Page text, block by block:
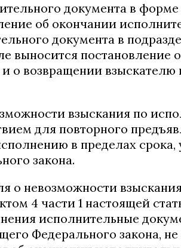
документа в
об окончании
документа в
выносится постановление
о возвращении взыскателю
взыскания по
для повторного
в пределах срока,
закона.
о невозможности
4 части 1 настоящей
исполнительные
Федерального закона,